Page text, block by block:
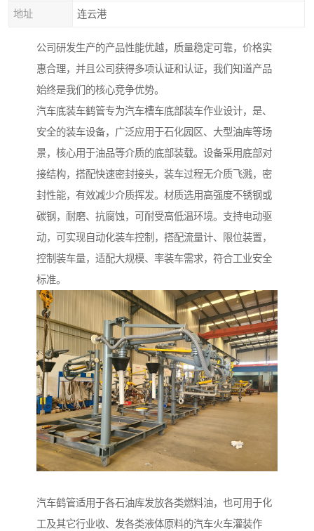
地址 连云港
公司研发生产的产品性能优越，质量稳定可靠，价格实
惠合理，并且公司获得多项认证和认证，我们知道产品
始终是我们的核心竞争优势。
汽车底装车鹤管专为汽车槽车底部装车作业设计，是、
安全的装车设备，广泛应用于石化园区、大型油库等场
景，核心用于油品等介质的底部装载。设备采用底部对
接结构，搭配快速密封接头，装车过程无介质飞溅，密
封性能，有效减少介质挥发。材质选用高强度不锈钢或
碳钢，耐磨、抗腐蚀，可耐受高低温环境。支持电动驱
动，可实现自动化装车控制，搭配流量计、限位装置，
控制装车量，适配大规模、率装车需求，符合工业安全
标准。
汽车鹤管适用于各石油库发放各类燃料油，也可用于化
工及其它行业收、发各类液体原料的汽车火车灌装作